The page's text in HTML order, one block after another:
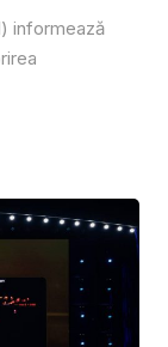
informează